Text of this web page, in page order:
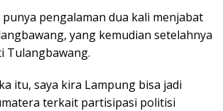
pengalaman dua kali menjabat
yang kemudian setelahnya
Tulangbawang.
itu, saya kira Lampung bisa jadi
terkait partisipasi politisi